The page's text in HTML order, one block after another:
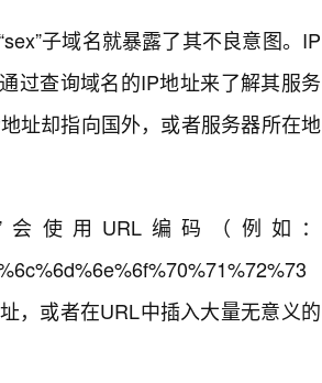
子域名就暴露了其不良意图。IP
过查询域名的IP地址来了解其服务
址却指向国外，或者服务器所在地
使用URL编码（例如：
，或者在URL中插入大量无意义的